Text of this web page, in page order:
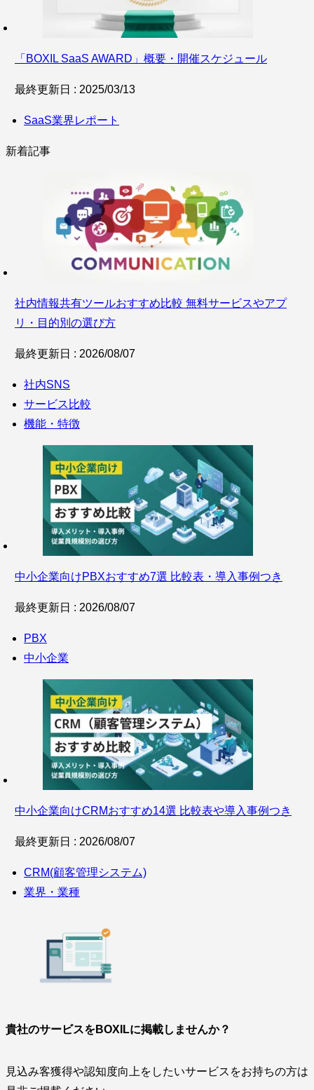
「BOXIL SaaS AWARD」概要・開催スケジュール
最終更新日 : 2025/03/13
SaaS業界レポート
新着記事
社内情報共有ツールおすすめ比較 無料サービスやアプ
リ・目的別の選び方
最終更新日 : 2026/08/07
社内SNS
サービス比較
機能・特徴
中小企業向けPBXおすすめ7選 比較表・導入事例つき
最終更新日 : 2026/08/07
PBX
中小企業
中小企業向けCRMおすすめ14選 比較表や導入事例つき
最終更新日 : 2026/08/07
CRM(顧客管理システム)
業界・業種
貴社のサービスをBOXILに掲載しませんか？
見込み客獲得や認知度向上をしたいサービスをお持ちの方は